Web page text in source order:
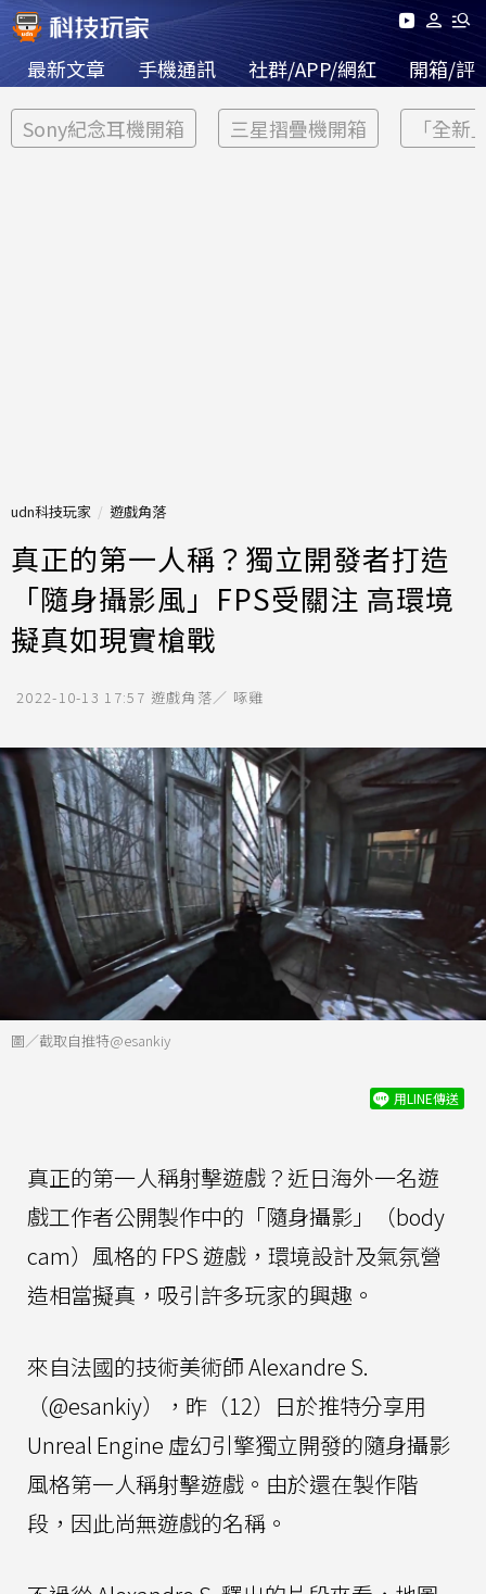
最新文章 手機通訊 社群/APP/網紅 開箱/評
Sony紀念耳機開箱 三星摺疊機開箱 「全新
udn科技玩家 遊戲角落
真正的第一人稱？獨立開發者打造
「隨身攝影風」FPS受關注 高環境
擬真如現實槍戰
2022-10-13 17:57 遊戲角落／ 啄雞
圖／截取自推特@esankiy
用LINE傳送
真正的第一人稱射擊遊戲？近日海外一名遊
戲工作者公開製作中的「隨身攝影」（body
cam）風格的 FPS 遊戲，環境設計及氣氛營
造相當擬真，吸引許多玩家的興趣。
來自法國的技術美術師 Alexandre S.
（@esankiy），昨（12）日於推特分享用
Unreal Engine 虛幻引擎獨立開發的隨身攝影
風格第一人稱射擊遊戲。由於還在製作階
段，因此尚無遊戲的名稱。